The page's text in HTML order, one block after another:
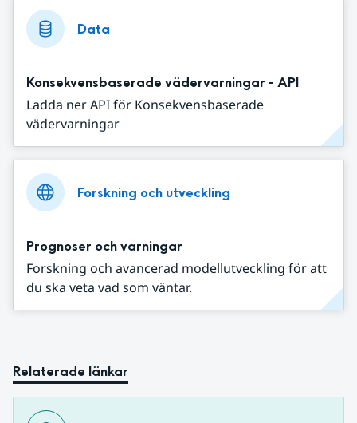
Data
Konsekvensbaserade vädervarningar - API
Ladda ner API för Konsekvensbaserade
vädervarningar
Forskning och utveckling
Prognoser och varningar
Forskning och avancerad modellutveckling för att
du ska veta vad som väntar.
Relaterade länkar